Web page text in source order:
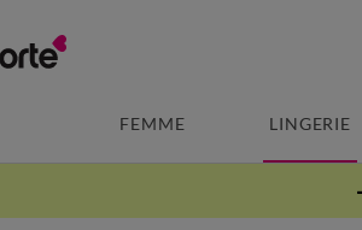
FEMME LINGERIE